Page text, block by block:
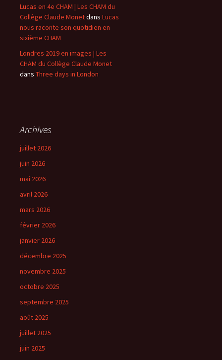
Lucas en 4e CHAM | Les CHAM du
Collège Claude Monetdans Lucas
nous raconte son quotidien en
sixième CHAM
Londres 2019 en images | Les
CHAM du Collège Claude Monet
dans Three days in London
Archives
juillet 2026
juin 2026
mai 2026
avril 2026
mars 2026
février 2026
janvier 2026
décembre 2025
novembre 2025
octobre 2025
septembre 2025
août 2025
juillet 2025
juin 2025